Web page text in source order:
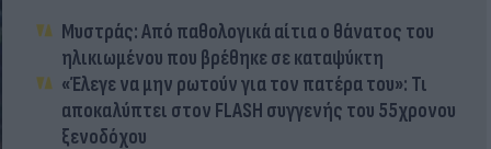
Μυστράς: Από παθολογικά αίτια ο θάνατος του
ηλικιωμένου που βρέθηκε σε καταψύκτη
«Έλεγε να μην ρωτούν για τον πατέρα του»: Τι
αποκαλύπτει στον FLASH συγγενής του 55χρονου
ξενοδόχου